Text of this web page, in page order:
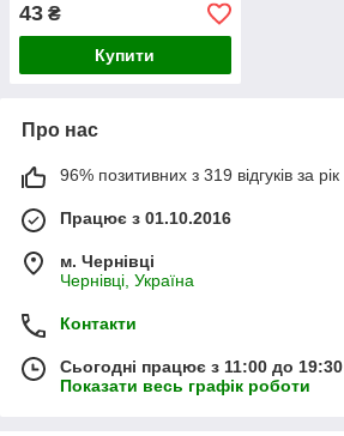
43 ₴
Купити
Про нас
96% позитивних з 319 відгуків за рік
Працює з 01.10.2016
м. Чернівці
Чернівці, Україна
Контакти
Сьогодні працює з 11:00 до 19:30
Показати весь графік роботи